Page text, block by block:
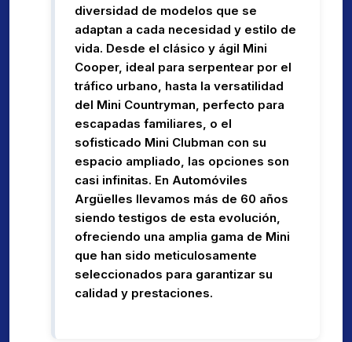
diversidad de modelos que se
adaptan a cada necesidad y estilo de
vida. Desde el clásico y ágil Mini
Cooper, ideal para serpentear por el
tráfico urbano, hasta la versatilidad
del Mini Countryman, perfecto para
escapadas familiares, o el
sofisticado Mini Clubman con su
espacio ampliado, las opciones son
casi infinitas. En Automóviles
Argüelles llevamos más de 60 años
siendo testigos de esta evolución,
ofreciendo una amplia gama de Mini
que han sido meticulosamente
seleccionados para garantizar su
calidad y prestaciones.